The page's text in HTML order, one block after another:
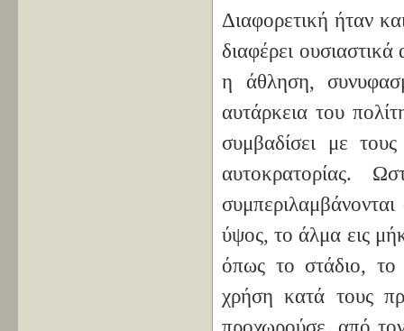
Διαφορετική ήταν
διαφέρει
η άθληση,
αυτάρκεια του
συμβαδίσει με
αυτοκρατορίας.
ύψος, το άλμα εις
όπως το στάδιο, το
χρήση κατά τους